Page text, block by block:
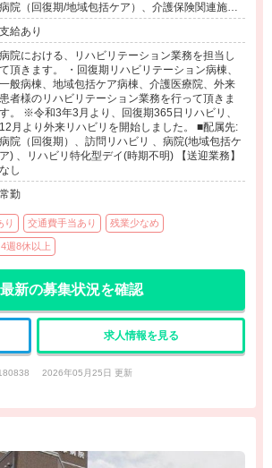
病院（回復期/地域包括ケア）、介護保険関連施設
（デイサービス/訪問看護・リハ）
支給あり
病院における、リハビリテーション業務を担当し
て頂きます。 ・回復期リハビリテーション病棟、
一般病棟、地域包括ケア病棟、介護医療院、外来
患者様のリハビリテーション業務を行って頂きま
す。 ※令和3年3月より、回復期365日リハビリ、
12月より外来リハビリを開始しました。 ■配属先:
病院（回復期）、訪問リハビリ 、病院(地域包括ケ
ア) 、リハビリ特化型デイ(時期不明) 【送迎業務】
なし
常勤
り 交通費手当あり 残業少なめ
4週8休以上
最新の募集状況を確認
求人情報を見る
2026年05月25日 更新